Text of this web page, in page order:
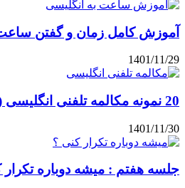
آموزش کامل زمان و گفتن ساعت به
1401/11/29
20 نمونه مکالمه تلفنی انگلیسی (اصطلاحات رایج)
1401/11/30
جلسه هفتم : میشه دوباره تکرار